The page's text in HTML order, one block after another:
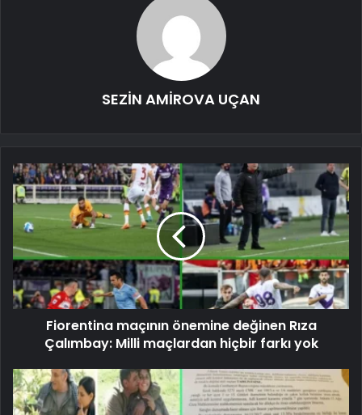
SEZİN AMİROVA UÇAN
Fiorentina maçının önemine değinen Rıza
Çalımbay: Milli maçlardan hiçbir farkı yok